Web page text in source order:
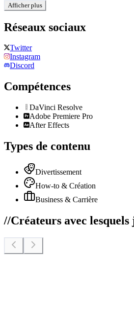
Afficher plus
Réseaux sociaux
Twitter
Instagram
Discord
Compétences
DaVinci Resolve
Adobe Premiere Pro
After Effects
Types de contenu
Divertissement
How-to & Création
Business & Carrière
//Créateurs avec